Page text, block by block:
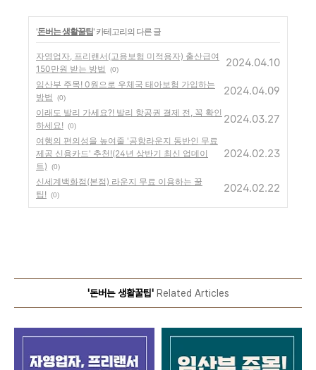
'돈버는 생활꿀팁' 카테고리의 다른 글
자영업자, 프리랜서(고용보험 미적용자) 출산급여
150만원 받는 방법
(0)
2024.04.10
임산부 주목! 0원으로 우체국 태아보험 가입하는
방법
(0)
2024.04.09
이래도 발리 가세요?! 발리 항공권 결제 전, 꼭 확인
하세요! (0)
2024.03.27
여행의 편의성을 높여줄 '공항라운지 동반인 무료
제공 신용카드' 추천!(24년 상반기 최신 업데이
트)
(0)
2024.02.23
신세계백화점(본점) 라운지 무료 이용하는 꿀
팁! (0)
2024.02.22
'돈버는 생활꿀팁'Related Articles